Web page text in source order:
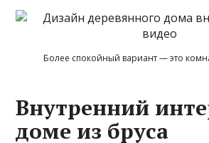
Более спокойный вариант — это
Внутренний
доме из бруса